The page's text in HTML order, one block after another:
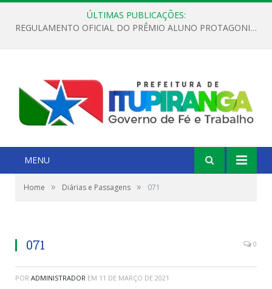
ÚLTIMAS PUBLICAÇÕES:
REGULAMENTO OFICIAL DO PRÊMIO ALUNO PROTAGONISTA – EDIÇÃO 2026
MENU
Home » Diárias e Passagens » 071
071 0
POR ADMINISTRADOR EM 11 DE MARÇO DE 2021